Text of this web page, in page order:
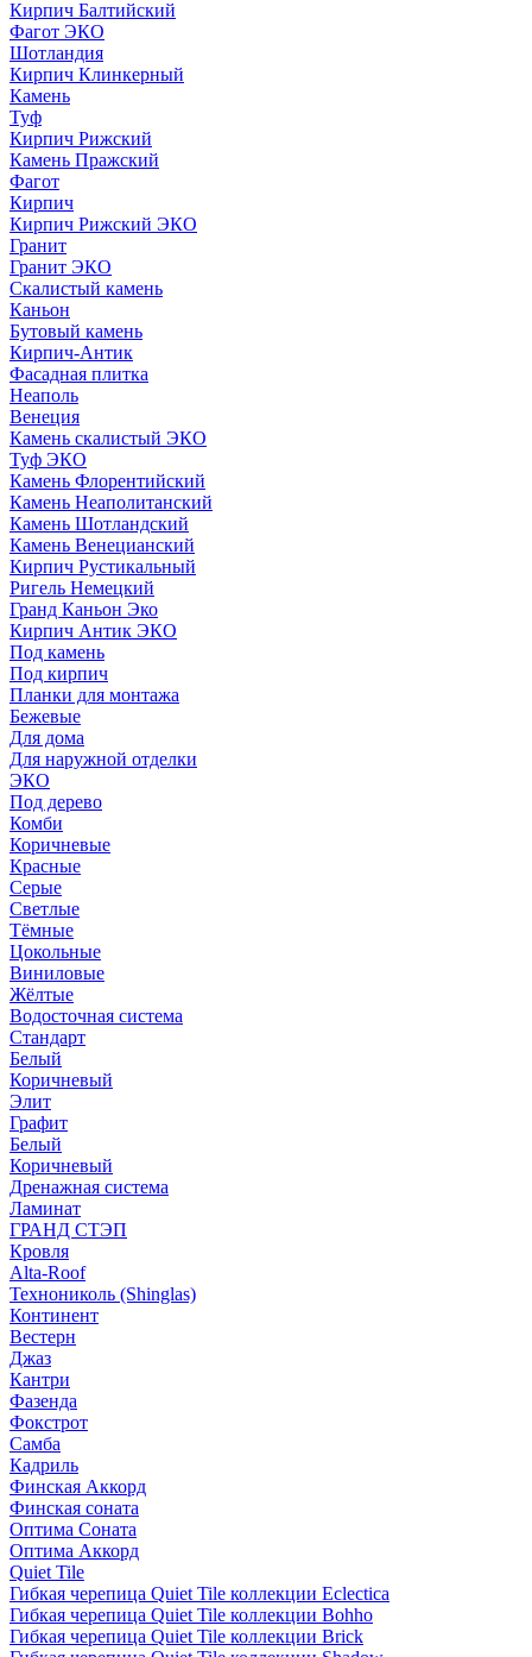
Кирпич Балтийский
Фагот ЭКО
Шотландия
Кирпич Клинкерный
Камень
Туф
Кирпич Рижский
Камень Пражский
Фагот
Кирпич
Кирпич Рижский ЭКО
Гранит
Гранит ЭКО
Скалистый камень
Каньон
Бутовый камень
Кирпич-Антик
Фасадная плитка
Неаполь
Венеция
Камень скалистый ЭКО
Туф ЭКО
Камень Флорентийский
Камень Неаполитанский
Камень Шотландский
Камень Венецианский
Кирпич Рустикальный
Ригель Немецкий
Гранд Каньон Эко
Кирпич Антик ЭКО
Под камень
Под кирпич
Планки для монтажа
Бежевые
Для дома
Для наружной отделки
ЭКO
Под дерево
Комби
Коричневые
Красные
Серые
Светлые
Тёмные
Цокольные
Виниловые
Жёлтые
Водосточная система
Стандарт
Белый
Коричневый
Элит
Графит
Белый
Коричневый
Дренажная система
Ламинат
ГРАНД СТЭП
Кровля
Alta-Roof
Технониколь (Shinglas)
Континент
Вестерн
Джаз
Кантри
Фазенда
Фокстрот
Самба
Кадриль
Финская Аккорд
Финская соната
Оптима Соната
Оптима Аккорд
Quiet Tile
Гибкая черепица Quiet Tile коллекции Eclectica
Гибкая черепица Quiet Tile коллекции Bohho
Гибкая черепица Quiet Tile коллекции Brick